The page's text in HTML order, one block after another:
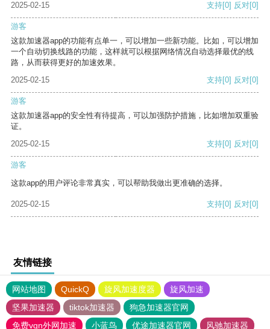
2025-02-15 支持[0] 反对[0]
游客
这款加速器app的功能有点单一，可以增加一些新功能。比如，可以增加
一个自动切换线路的功能，这样就可以根据网络情况自动选择最优的线
路，从而获得更好的加速效果。
2025-02-15
支持[0] 反对[0]
游客
这款加速器app的安全性有待提高，可以加强防护措施，比如增加双重验
证。
2025-02-15
支持[0] 反对[0]
游客
这款app的用户评论非常真实，可以帮助我做出更准确的选择。
2025-02-15 支持[0] 反对[0]
友情链接
网站地图 QuickQ 旋风加速度器
旋风加速
坚果加速器
tiktok加速器
狗急加速器官网
免费vqn外网加速
小蓝鸟 优途加速器官网 风驰加速器